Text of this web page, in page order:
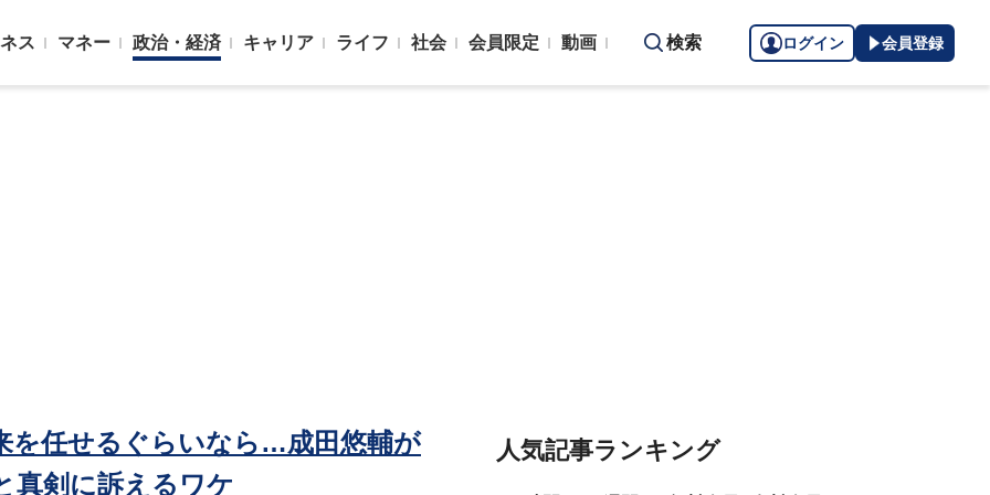
ス マネー 政治・経済 キャリア ライフ 社会 会員限定 動画 検索 ログイン 会員登録
を任せるぐらいなら…成田悠輔が
真剣に訴えるワケ
人気記事ランキング